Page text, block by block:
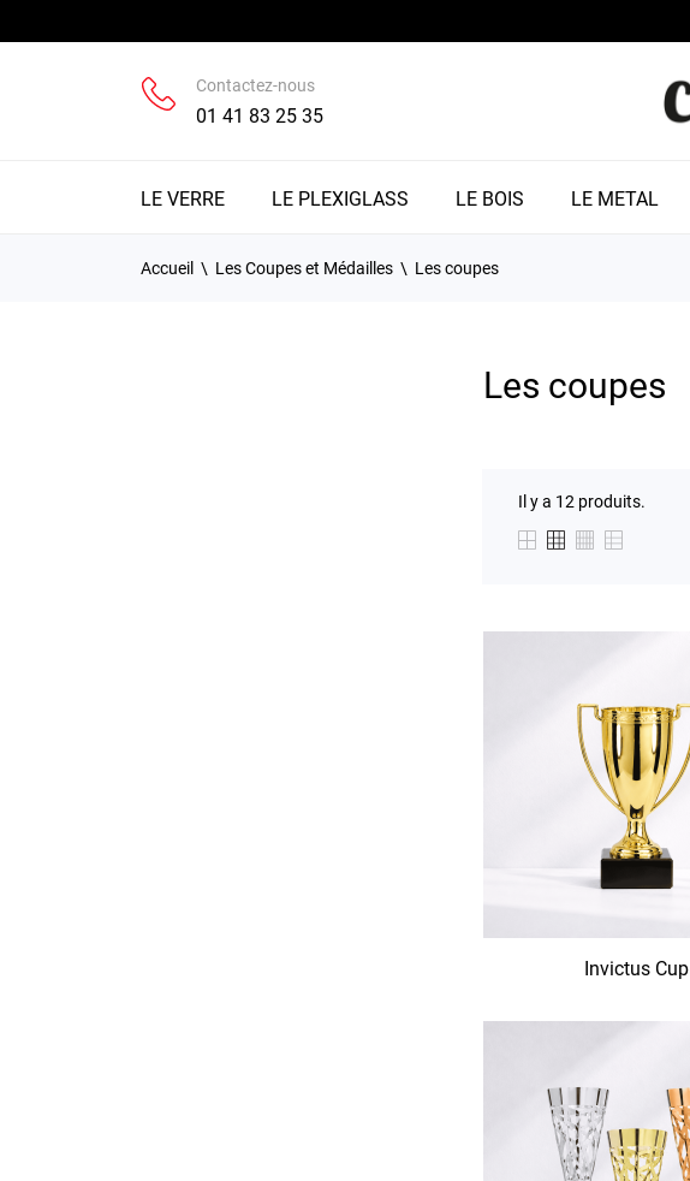
Contactez-nous
01 41 83 25 35
LE VERRE LE PLEXIGLASS LE BOIS LE METAL
Accueil Les Coupes et Médailles Les coupes
Les coupes
Il y a 12 produits.
Invictus Cup